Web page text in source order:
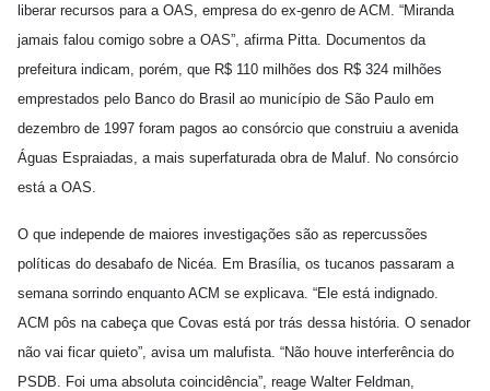
liberar recursos para a OAS, empresa do ex-genro de ACM. “Miranda
jamais falou comigo sobre a OAS”, afirma Pitta. Documentos da
prefeitura indicam, porém, que R$ 110 milhões dos R$ 324 milhões
emprestados pelo Banco do Brasil ao município de São Paulo em
dezembro de 1997 foram pagos ao consórcio que construiu a avenida
Águas Espraiadas, a mais superfaturada obra de Maluf. No consórcio
está a OAS.
O que independe de maiores investigações são as repercussões
políticas do desabafo de Nicéa. Em Brasília, os tucanos passaram a
semana sorrindo enquanto ACM se explicava. “Ele está indignado.
ACM pôs na cabeça que Covas está por trás dessa história. O senador
não vai ficar quieto”, avisa um malufista. “Não houve interferência do
PSDB. Foi uma absoluta coincidência”, reage Walter Feldman,